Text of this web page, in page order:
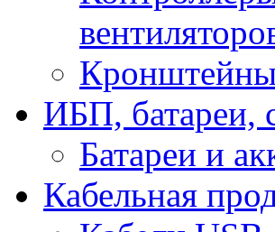
ИБП, батареи,
Батареи и
Кабельная